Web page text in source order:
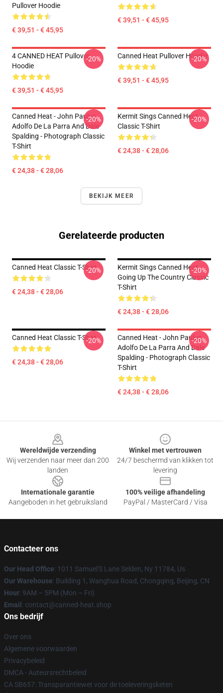
Pullover Hoodie
€ 39,51 - € 45,95
€ 39,51 - € 45,95
4 CANNED HEAT Pullover
Hoodie
€ 39,51 - € 45,95
-20% Canned Heat Pullover Hoodie
€ 39,51 - € 45,95
-20%
Canned Heat - John Paulus,
Adolfo De La Parra And Dale
Spalding - Photograph Classic
T-Shirt
€ 24,38 - € 28,06
-20%
Kermit Sings Canned Heat
Classic T-Shirt
€ 24,38 - € 28,06
-20%
BEKIJK MEER
Gerelateerde producten
Canned Heat Classic T-Shirt
€ 24,38 - € 28,06
-20%
Kermit Sings Canned Heat
Going Up The Country Classic
T-Shirt
€ 24,38 - € 28,06
-20%
Canned Heat Classic T-Shirt
€ 24,38 - € 28,06
-20%
Canned Heat - John Paulus,
Adolfo De La Parra And Dale
Spalding - Photograph Classic
T-Shirt
€ 24,38 - € 28,06
-20%
Wereldwijde verzending
Wij verzenden naar meer dan 200
landen
Winkel met vertrouwen
24/7 beschermd van klikken tot
levering
Internationale garantie
Aangeboden in het gebruiksland
100% veilige afhandeling
PayPal / MasterCard / Visa
Contacteer ons
Our Head Office: 1011 Samuel'S Lane Selden, Ny 11784, Us
Our Warehouse: Building 1, Wanghua Road, Chongqing, Beijing, CN
Hour: 9AM – 5PM (Mon – Fri)
Email : contact@canned-heat.shop
Ons bedrijf
Over ons
Algemene voorwaarden
Privacybeleid
DMCA - Auteursrechtbeleid
CA SB657: Transparantiewet voor de toeleveringsketen